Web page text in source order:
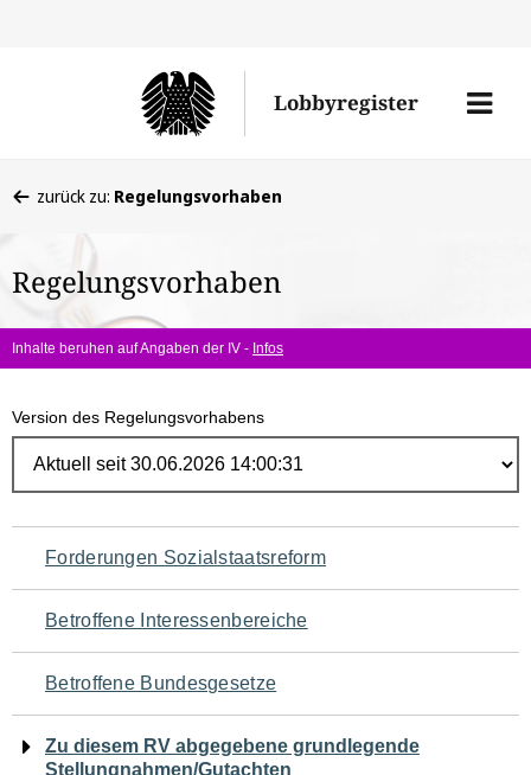
Lobbyregister
Menü
befinden
hier:
zurück zu: Regelungsvorhaben
Regelungsvorhaben
Inhalte beruhen auf Angaben der IV - Infos
Version des Regelungsvorhabens
Navigation
für
den
Seiteninhalt
Forderungen Sozialstaatsreform
Betroffene Interessenbereiche
Betroffene Bundesgesetze
Zu diesem RV abgegebene grundlegende
Stellungnahmen/Gutachten